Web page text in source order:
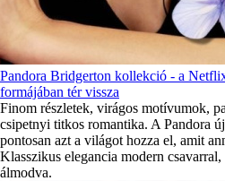
Pandora Bridgerton kollekció - a
formájában tér vissza
Finom részletek, virágos motívumok,
csipetnyi titkos romantika. A Pandora
pontosan azt a világot hozza el, amit
Klasszikus elegancia modern
álmodva.